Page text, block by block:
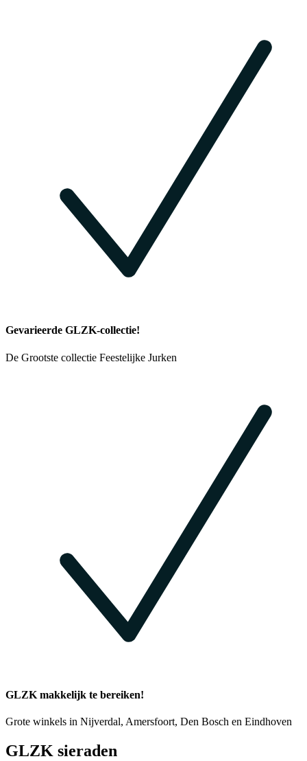
Gevarieerde GLZK-collectie!
De Grootste collectie Feestelijke Jurken
GLZK makkelijk te bereiken!
Grote winkels in Nijverdal, Amersfoort, Den Bosch en Eindhoven
GLZK sieraden